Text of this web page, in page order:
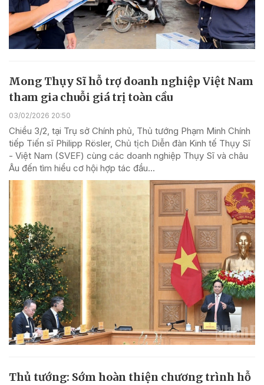
Mong Thụy Sĩ hỗ trợ doanh nghiệp Việt Nam
tham gia chuỗi giá trị toàn cầu
03/02/2026 20:50
Chiều 3/2, tại Trụ sở Chính phủ, Thủ tướng Phạm Minh Chính
tiếp Tiến sĩ Philipp Rösler, Chủ tịch Diễn đàn Kinh tế Thụy Sĩ
- Việt Nam (SVEF) cùng các doanh nghiệp Thụy Sĩ và châu
Âu đến tìm hiểu cơ hội hợp tác đầu...
Thủ tướng: Sớm hoàn thiện chương trình hỗ